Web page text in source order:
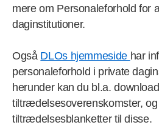
mere om Personaleforhold for
daginstitutioner.
Også DLOs hjemmeside har
personaleforhold i private
herunder kan du bl.a.
tiltrædelsesoverenskomster,
tiltrædelsesblanketter til disse.